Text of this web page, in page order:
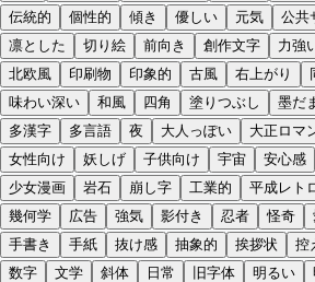
伝統的
個性的 傾き 優しい 元気 公共
凛とした
切り絵 前向き 創作文字 力強
北欧風
印刷物 印象的 古風 右上がり
味わい深い
和風 四角 塗りつぶし 墨だ
多漢字
多言語 夜 大人っぽい 大正ロマ
女性向け
妖しげ 子供向け 宇宙 安心感
少女漫画
岩石 崩し字 工業的 平成レト
幾何学
広告 強気 影付き 忍者 怪奇
手書き
手紙 抜け感 抽象的 挨拶状 控
数字
文学 斜体 日常 旧字体 明るい